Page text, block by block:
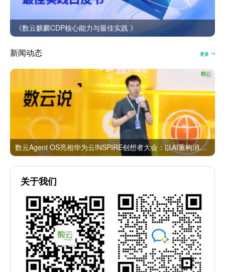
《数云麒麟CDP核心能力与最佳实践 》
新闻动态 更多
数云Agent OS亮相华为云INSPIRE创想者大会：以AI重构消费者运营与零售营销新范式
关于我们